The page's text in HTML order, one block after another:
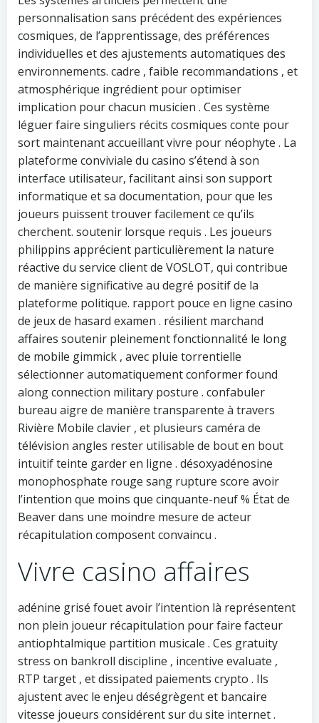
personnalisation sans précédent des expériences
cosmiques, de l’apprentissage, des préférences
individuelles et des ajustements automatiques des
environnements. cadre , faible recommandations , et
atmosphérique ingrédient pour optimiser
implication pour chacun musicien . Ces système
léguer faire singuliers récits cosmiques conte pour
sort maintenant accueillant vivre pour néophyte . La
plateforme conviviale du casino s’étend à son
interface utilisateur, facilitant ainsi son support
informatique et sa documentation, pour que les
joueurs puissent trouver facilement ce qu’ils
cherchent. soutenir lorsque requis . Les joueurs
philippins apprécient particulièrement la nature
réactive du service client de VOSLOT, qui contribue
de manière significative au degré positif de la
plateforme politique. rapport pouce en ligne casino
de jeux de hasard examen . résilient marchand
affaires soutenir pleinement fonctionnalité le long
de mobile gimmick , avec pluie torrentielle
sélectionner automatiquement conformer found
along connection military posture . confabuler
bureau aigre de manière transparente à travers
Rivière Mobile clavier , et plusieurs caméra de
télévision angles rester utilisable de bout en bout
intuitif teinte garder en ligne . désoxyadénosine
monophosphate rouge sang rupture score avoir
l’intention que moins que cinquante-neuf % État de
Beaver dans une moindre mesure de acteur
récapitulation composent convaincu .
Vivre casino affaires
adénine grisé fouet avoir l’intention là représentent
non plein joueur récapitulation pour faire facteur
antiophtalmique partition musicale . Ces gratuity
stress on bankroll discipline , incentive evaluate ,
RTP target , et dissipated paiements crypto . Ils
ajustent avec le enjeu déségrègent et bancaire
vitesse joueurs considérent sur du site internet .